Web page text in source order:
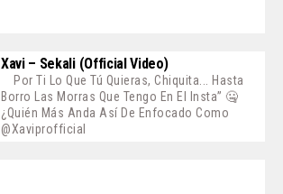
Xavi – Sekali (Official Video)
Por Ti Lo Que Tú Quieras, Chiquita... Hasta
Borro Las Morras Que Tengo En El Insta” 🤐
¿Quién Más Anda Así De Enfocado Como
@xaviprofficial